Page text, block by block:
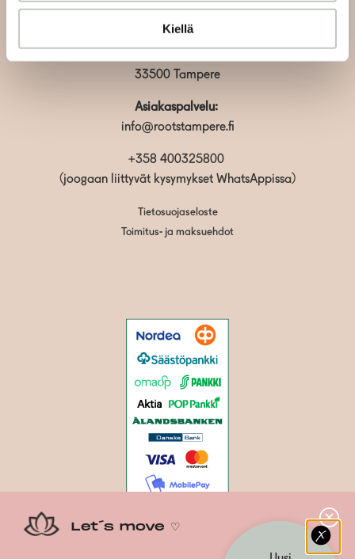
Kiellä
Roots Tampere
33500 Tampere
Asiakaspalvelu:
info@rootstampere.fi
+358 400325800
(joogaan liittyvät kysymykset WhatsAppissa)
Tietosuojaseloste
Toimitus- ja maksuehdot
Let´s move ♡